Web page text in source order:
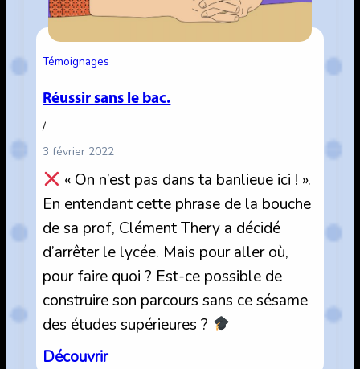
Témoignages
Réussir sans le bac.
/
3 février 2022
« On n’est pas dans ta banlieue ici ! ».
En entendant cette phrase de la bouche
de sa prof, Clément Thery a décidé
d’arrêter le lycée. Mais pour aller où,
pour faire quoi ? Est-ce possible de
construire son parcours sans ce sésame
des études supérieures ?
Découvrir: